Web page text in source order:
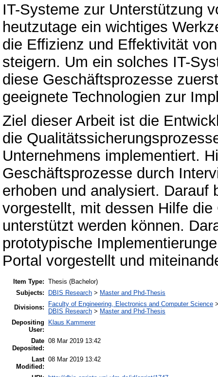
IT-Systeme zur Unterstützung
heutzutage ein wichtiges
die Effizienz und Effektivität
steigern. Um ein solches IT-
diese Geschäftsprozesse
geeignete Technologien zur
Ziel dieser Arbeit ist die
die
Unternehmens implementiert.
Geschäftsprozesse durch
erhoben und analysiert. Darauf
vorgestellt, mit dessen Hilfe
unterstützt werden können.
prototypische
Portal vorgestellt und
Item Type: Thesis (Bachelor)
Subjects:
DBIS Research > Master and Phd-Thesis
Divisions:
Faculty of Engineering, Electronics and Computer Science
DBIS Research > Master and Phd-Thesis
Depositing
User:
Klaus Kammerer
Date
Deposited:
08 Mar 2019 13:42
Last
Modified:
08 Mar 2019 13:42